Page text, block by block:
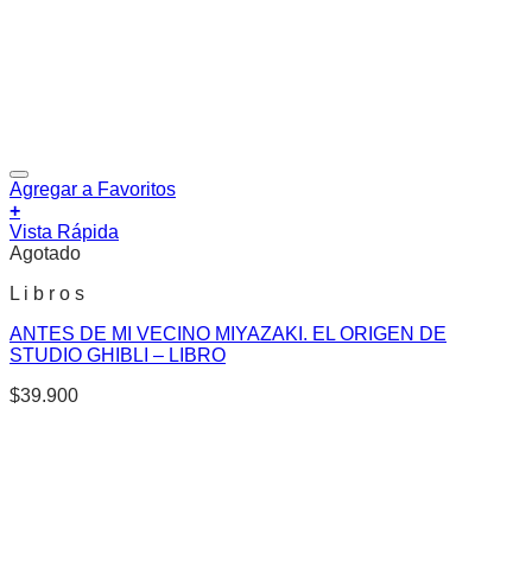
Agregar a Favoritos
+
Vista Rápida
Agotado
L i b r o s
ANTES DE MI VECINO MIYAZAKI. EL ORIGEN DE
STUDIO GHIBLI – LIBRO
$39.900